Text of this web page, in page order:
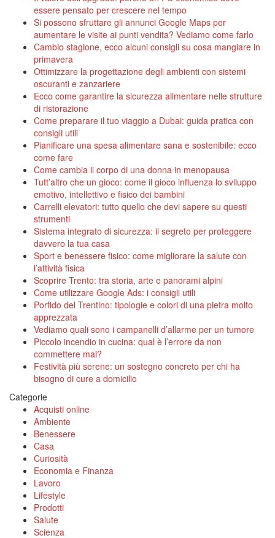
essere pensato per crescere nel tempo
Si possono sfruttare gli annunci Google Maps per
aumentare le visite ai punti vendita? Vediamo come farlo
Cambio stagione, ecco alcuni consigli su cosa mangiare in
primavera
Ottimizzare la progettazione degli ambienti con sistemi
oscuranti e zanzariere
Ecco come garantire la sicurezza alimentare nelle strutture
di ristorazione
Come preparare il tuo viaggio a Dubai: guida pratica con
consigli utili
Pianificare una spesa alimentare sana e sostenibile: ecco
come fare
Come cambia il corpo di una donna in menopausa
Tutt’altro che un gioco: come il gioco influenza lo sviluppo
emotivo, intellettivo e fisico dei bambini
Carrelli elevatori: tutto quello che devi sapere su questi
strumenti
Sistema integrato di sicurezza: il segreto per proteggere
davvero la tua casa
Sport e benessere fisico: come migliorare la salute con
l’attività fisica
Scoprire Trento: tra storia, arte e panorami alpini
Come utilizzare Google Ads: i consigli utili
Porfido del Trentino: tipologie e colori di una pietra molto
apprezzata
Vediamo quali sono i campanelli d’allarme per un tumore
Piccolo incendio in cucina: qual è l’errore da non
commettere mai?
Festività più serene: un sostegno concreto per chi ha
bisogno di cure a domicilio
Categorie
Acquisti online
Ambiente
Benessere
Casa
Curiosità
Economia e Finanza
Lavoro
Lifestyle
Prodotti
Salute
Scienza